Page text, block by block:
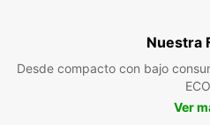
Nuestra
Desde compacto con bajo
ECO
Ver